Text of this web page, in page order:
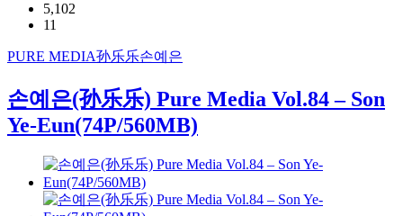
5,102
11
PURE MEDIA孙乐乐손예은
손예은(孙乐乐) Pure Media Vol.84 – Son
Ye-Eun(74P/560MB)